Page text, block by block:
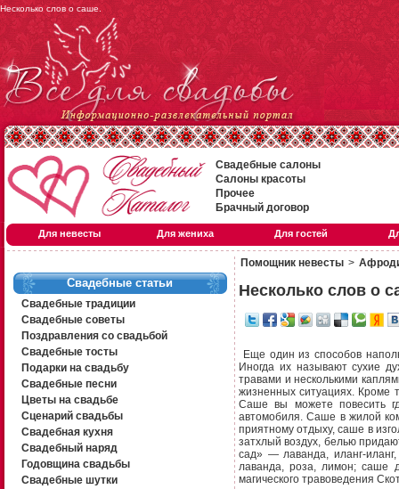
Несколько слов о саше.
Свадебные салоны
Салоны красоты
Прочее
Брачный договор
Для невесты Для жениха Для гостей
Свадебные статьи
Свадебные традиции
Свадебные советы
Поздравления со свадьбой
Свадебные тосты
Подарки на свадьбу
Свадебные песни
Цветы на свадьбе
Сценарий свадьбы
Свадебная кухня
Свадебный наряд
Годовщина свадьбы
Свадебные шутки
Помощник невесты >
Несколько слов о
Еще один из способов
Иногда их называют сухие
травами и несколькими
жизненных ситуациях. Кроме
Саше вы можете повесить
автомобиля. Саше в жилой
приятному отдыху, саше в
затхлый воздух, белью
сад» — лаванда, иланг-
лаванда, роза, лимон; саше
магического травоведения